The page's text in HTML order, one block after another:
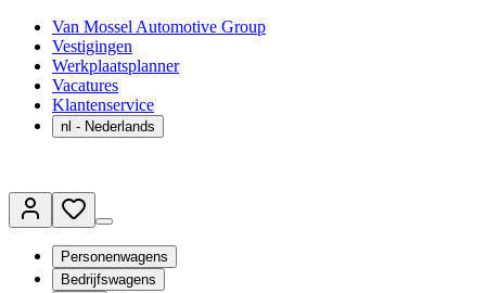
Van Mossel Automotive Group
Vestigingen
Werkplaatsplanner
Vacatures
Klantenservice
nl - Nederlands
Personenwagens
Bedrijfswagens